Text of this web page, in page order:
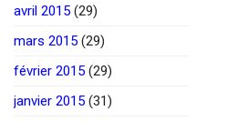
avril 2015 (29)
mars 2015 (29)
février 2015 (29)
janvier 2015 (31)